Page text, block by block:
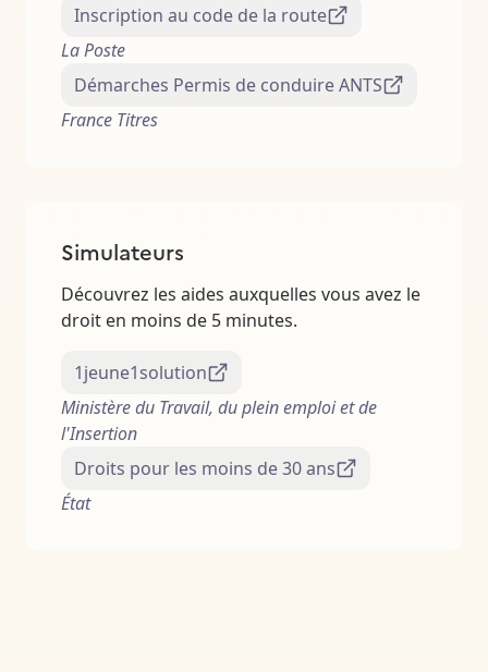
Inscription au code de la route
La Poste
Démarches Permis de conduire ANTS
France Titres
Simulateurs
Découvrez les aides auxquelles vous avez le
droit en moins de 5 minutes.
1jeune1solution
Ministère du Travail, du plein emploi et de
l'Insertion
Droits pour les moins de 30 ans
État